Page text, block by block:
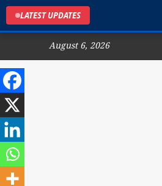
LATEST UPDATES
August 6, 2026